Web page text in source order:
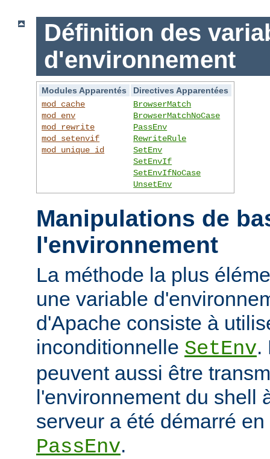
Définition des
d'environnement
Modules Apparentés
Directives Apparentées
mod_cache
mod_env
mod_rewrite
mod_setenvif
mod_unique_id
BrowserMatch
BrowserMatchNoCase
PassEnv
RewriteRule
SetEnv
SetEnvIf
SetEnvIfNoCase
UnsetEnv
Manipulations de
l'environnement
La méthode la plus
une variable
d'Apache consiste à
inconditionnelle SetEnv.
peuvent aussi être
l'environnement du shell
serveur a été démarré
PassEnv.